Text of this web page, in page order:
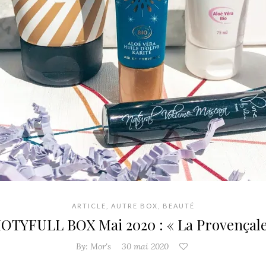
ARTICLE AUTRE BOX BEAUTÉ
BOX Mai 2020 : « La
By: Mor's 30 mai 2020